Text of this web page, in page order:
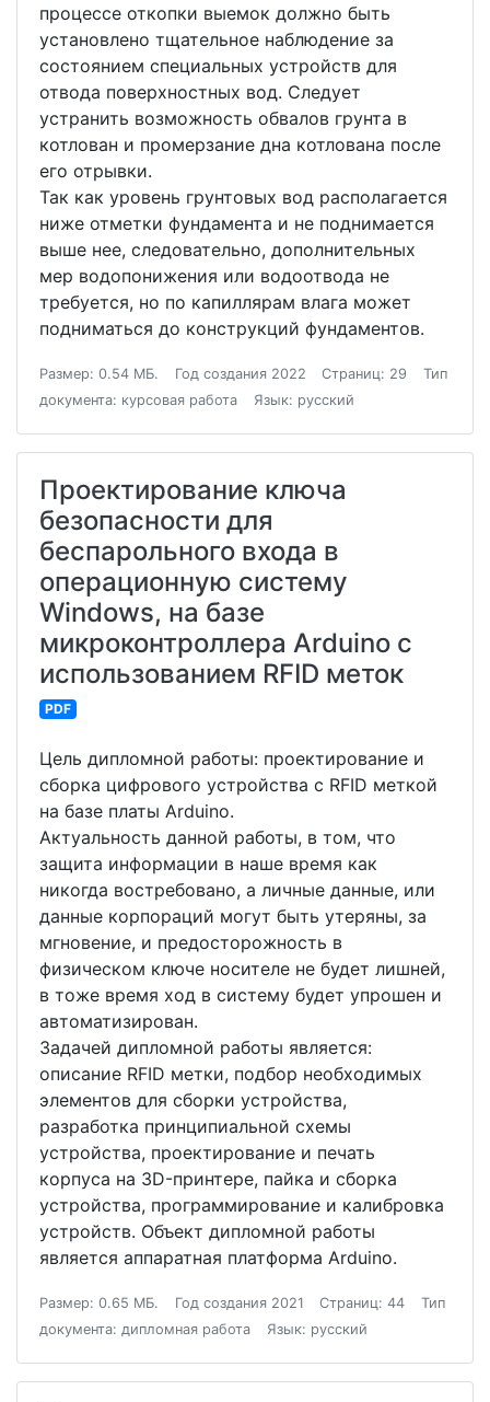
процессе откопки выемок должно быть
установлено тщательное наблюдение за
состоянием специальных устройств для
отвода поверхностных вод. Следует
устранить возможность обвалов грунта в
котлован и промерзание дна котлована после
его отрывки.
Так как уровень грунтовых вод располагается
ниже отметки фундамента и не поднимается
выше нее, следовательно, дополнительных
мер водопонижения или водоотвода не
требуется, но по капиллярам влага может
подниматься до конструкций фундаментов.
Размер: 0.54 МБ. Год создания 2022 Страниц: 29
Тип
документа: курсовая работа
Язык: русский
Проектирование ключа
безопасности для
беспарольного входа в
операционную систему
Windows, на базе
микроконтроллера Arduino с
использованием RFID меток
PDF
Цель дипломной работы: проектирование и
сборка цифрового устройства с RFID меткой
на базе платы Arduino.
Актуальность данной работы, в том, что
защита информации в наше время как
никогда востребовано, а личные данные, или
данные корпораций могут быть утеряны, за
мгновение, и предосторожность в
физическом ключе носителе не будет лишней,
в тоже время ход в систему будет упрошен и
автоматизирован.
Задачей дипломной работы является:
описание RFID метки, подбор необходимых
элементов для сборки устройства,
разработка принципиальной схемы
устройства, проектирование и печать
корпуса на 3D-принтере, пайка и сборка
устройства, программирование и калибровка
устройств. Объект дипломной работы
является аппаратная платформа Arduino.
Размер: 0.65 МБ. Год создания 2021 Страниц: 44
Тип
документа: дипломная работа
Язык: русский